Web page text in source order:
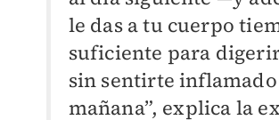
le das a tu cuerpo
suficiente para
sin sentirte
mañana”, explica la